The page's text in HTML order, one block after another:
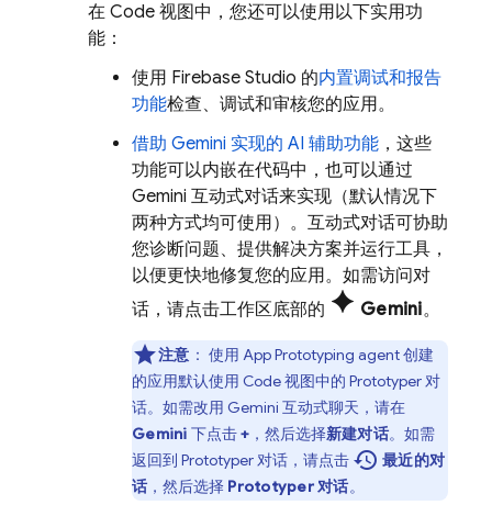
在 Code 视图中，您还可以使用以下实用功
能：
使用 Firebase Studio 的内置调试和报告
功能检查、调试和审核您的应用。
借助 Gemini 实现的 AI 辅助功能 ，这些
功能可以内嵌在代码中，也可以通过
Gemini 互动式对话来实现（默认情况下
两种方式均可使用）。互动式对话可协助
您诊断问题、提供解决方案并运行工具，
以便更快地修复您的应用。如需访问对
话，请点击工作区底部的 spark Gemini。
注意 ： 使用 App Prototyping agent创建
的应用默认使用 Code视图中的 Prototyper对
话。如需改用 Gemini 互动式聊天，请在
Gemini 下点击+，然后选择新建对话。如需
返回到 Prototyper对话，请点击 history 最近的对
话 ，然后选择 Prototyper 对话。